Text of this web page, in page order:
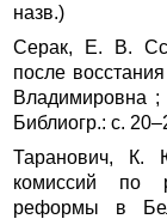
назв.)
Серак, Е. В.
после
Владимировна ;
Библиогр.: с.
Таранович, К.
комиссий по
реформы в